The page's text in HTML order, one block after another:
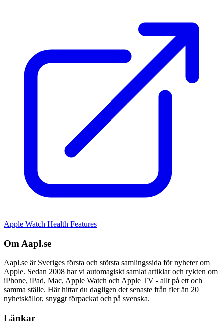
Apple Watch Health Features
Om Aapl.se
Aapl.se är Sveriges första och största samlingssida för nyheter om
Apple. Sedan 2008 har vi automagiskt samlat artiklar och rykten om
iPhone, iPad, Mac, Apple Watch och Apple TV - allt på ett och
samma ställe. Här hittar du dagligen det senaste från fler än 20
nyhetskällor, snyggt förpackat och på svenska.
Länkar